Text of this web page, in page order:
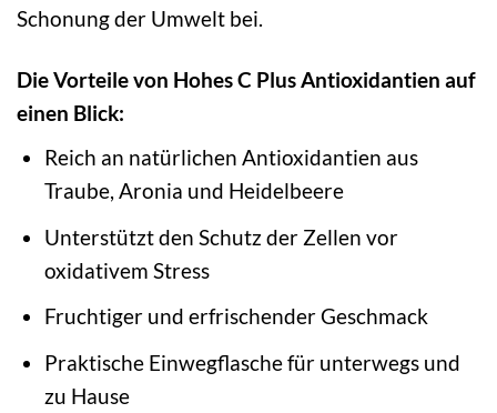
Schonung der Umwelt bei.
Die Vorteile von Hohes C Plus Antioxidantien auf
einen Blick:
Reich an natürlichen Antioxidantien aus
Traube, Aronia und Heidelbeere
Unterstützt den Schutz der Zellen vor
oxidativem Stress
Fruchtiger und erfrischender Geschmack
Praktische Einwegflasche für unterwegs und
zu Hause